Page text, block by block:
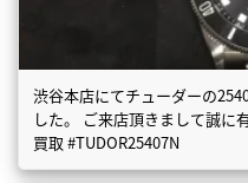
渋谷本店にてチューダーの
した。 ご来店頂きまして誠に
買取 #TUDOR25407N